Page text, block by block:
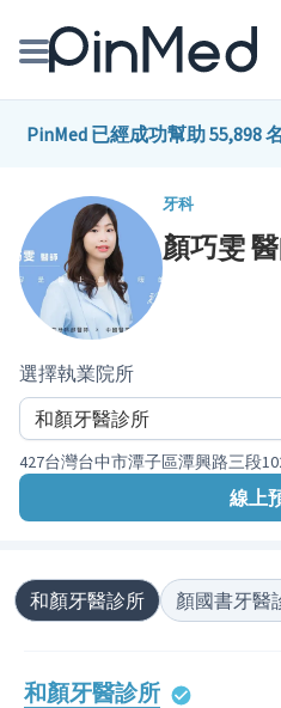
線上預約醫師、院所
醫師專欄專訪
健康主題館
PinMed 已經成功幫助 55,898
牙科
顏巧雯
選擇執業院所
427台灣台中市潭子區潭興路三段
線上
和顏牙醫診所 顏國書牙醫
和顏牙醫診所